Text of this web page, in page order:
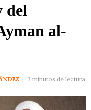
del
al-
3 minutos de lectura